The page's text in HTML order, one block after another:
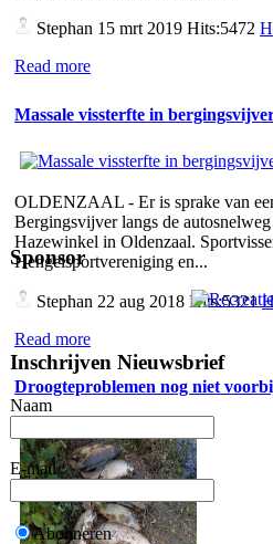
Stephan 15 mrt 2019 Hits:5472
Read more
Massale vissterfte in
OLDENZAAL - Er is sprake van
Bergingsvijver langs de
Hazewinkel in Oldenzaal.
Hengelsportvereniging en...
Stephan 22 aug 2018 Hits:5321
Read more
Droogteproblemen nog niet
Sponsor
Inschrijven Nieuwsbrief
Naam
E-mail
Abonneren